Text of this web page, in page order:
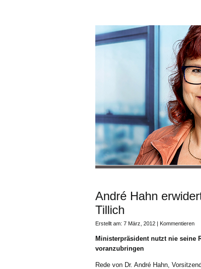
André Hahn
Tillich
Erstellt am: 7 März, 2012 | Kommentieren
Ministerpräsident nutzt nie seine
voranzubringen
Rede von Dr. André Hahn,